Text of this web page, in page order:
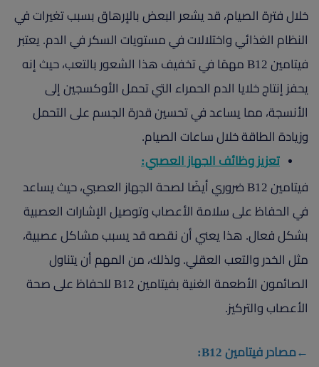
خلال فترة الصيام، قد يشعر البعض بالإرهاق بسبب تغيرات في
النظام الغذائي واختلالات في مستويات السكر في الدم. يعتبر
فيتامين B12 مهمًا في تخفيف هذا الشعور بالتعب، حيث إنه
يحفز إنتاج خلايا الدم الحمراء التي تحمل الأوكسجين إلى
الأنسجة، مما يساعد في تحسين قدرة الجسم على التحمل
وزيادة الطاقة خلال ساعات الصيام.
تعزيز وظائف الجهاز العصبي:
فيتامين B12 ضروري أيضًا لصحة الجهاز العصبي، حيث يساعد
في الحفاظ على سلامة الأعصاب وتوصيل الإشارات العصبية
بشكل فعال. هذا يعني أن نقصه قد يسبب مشاكل عصبية،
مثل الخدر والتعب العقلي. ولذلك، من المهم أن يتناول
الصائمون الأطعمة الغنية بفيتامين B12 للحفاظ على صحة
الأعصاب والتركيز.
←مصادر فيتامين B12: